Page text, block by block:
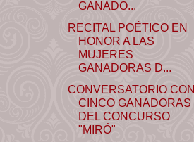
GANADO...
RECITAL POÉTICO EN
HONOR A LAS
MUJERES
GANADORAS D...
CONVERSATORIO CON
CINCO GANADORAS
DEL CONCURSO
"MIRÓ"